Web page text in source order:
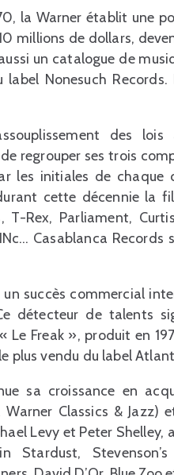
la Warner établit une
millions de dollars,
aussi un catalogue de
label Nonesuch
des
regrouper ses trois
les initiales de chaque
cette décennie la
T-Rex, Parliament,
Casablanca Records
un succès commercial
détecteur de talents
Le Freak », produit en
plus vendu du label
sa croissance en
Warner Classics &
Levy et Peter Shelley,
Stardust,